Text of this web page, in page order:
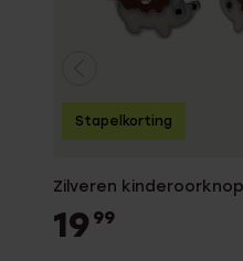
Zilveren
19 99
Stapelkorting